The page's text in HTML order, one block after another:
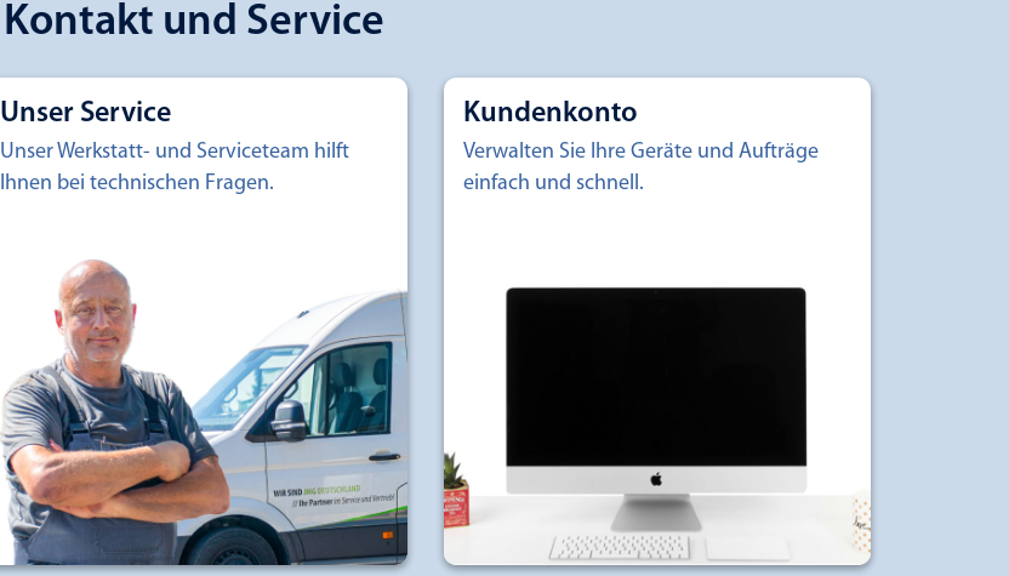
Kontakt und Service
Unser Service
Unser Werkstatt- und Serviceteam hilft
Ihnen bei technischen Fragen.
Kundenkonto
Verwalten Sie Ihre Geräte und Aufträge
einfach und schnell.